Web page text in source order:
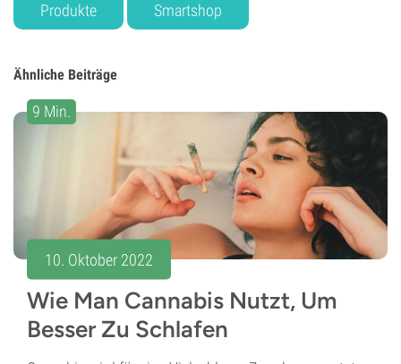
Produkte Smartshop
Ähnliche Beiträge
9 Min.
10. Oktober 2022
Wie Man Cannabis Nutzt, Um
Besser Zu Schlafen